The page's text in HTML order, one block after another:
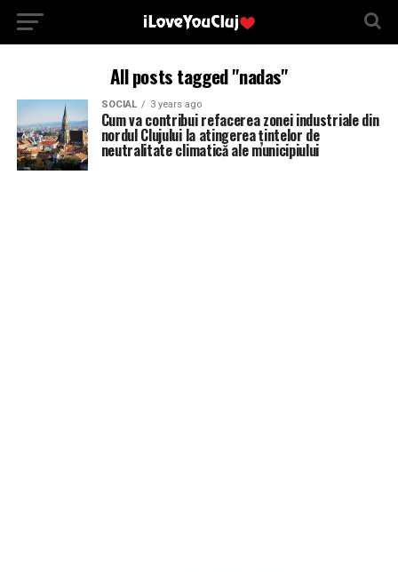
All posts tagged "nadas"
SOCIAL 3 years ago
Cum va contribui refacerea zonei industriale din
nordul Clujului la atingerea țintelor de
neutralitate climatică ale municipiului